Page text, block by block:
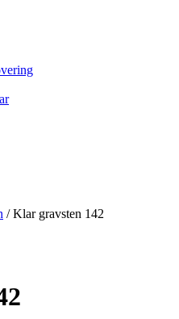
/ Klar gravsten 142